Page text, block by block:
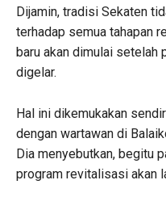
Dijamin, tradisi Sekaten
terhadap semua tahapan
baru akan dimulai setelah
digelar.
Hal ini dikemukakan
dengan wartawan di
Dia menyebutkan, begitu
program revitalisasi akan